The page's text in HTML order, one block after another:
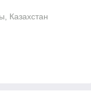
Казахстан